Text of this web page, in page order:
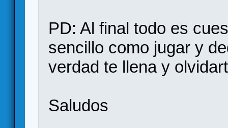
PD: Al final todo es
sencillo como jugar y
verdad te llena y
Saludos